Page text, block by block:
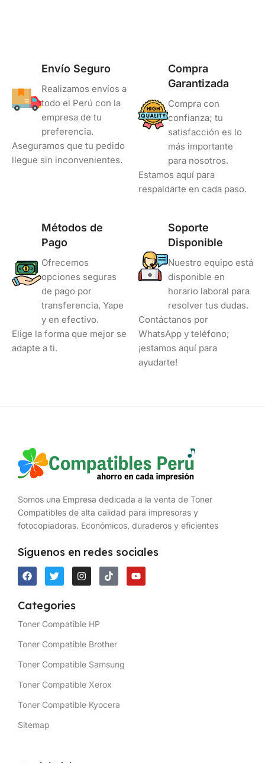
Envío Seguro
Realizamos envíos a
todo el Perú con la
empresa de tu
preferencia.
Aseguramos que tu pedido
llegue sin inconvenientes.
Compra
Garantizada
Compra con
confianza; tu
satisfacción es lo
más importante
para nosotros.
Estamos aquí para
respaldarte en cada paso.
Métodos de
Pago
Ofrecemos
opciones seguras
de pago por
transferencia, Yape
y en efectivo.
Elige la forma que mejor se
adapte a ti.
Soporte
Disponible
Nuestro equipo está
disponible en
horario laboral para
resolver tus dudas.
Contáctanos por
WhatsApp y teléfono;
¡estamos aquí para
ayudarte!
Somos una Empresa dedicada a la venta de Toner
Compatibles de alta calidad para impresoras y
fotocopiadoras. Económicos, duraderos y eficientes
Síguenos en redes sociales
Categories
Toner Compatible HP
Toner Compatible Brother
Toner Compatible Samsung
Toner Compatible Xerox
Toner Compatible Kyocera
Sitemap